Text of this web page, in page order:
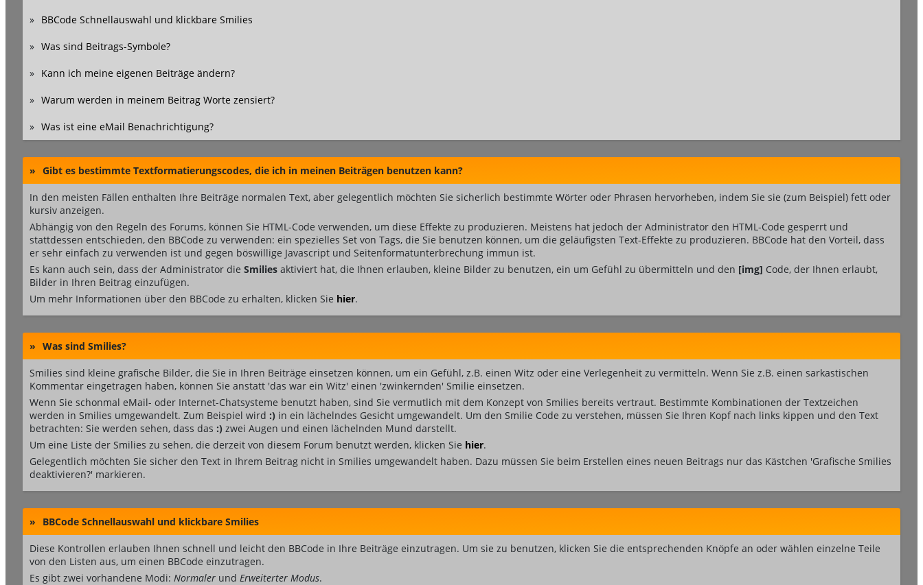
» BBCode Schnellauswahl und klickbare Smilies
» Was sind Beitrags-Symbole?
» Kann ich meine eigenen Beiträge ändern?
» Warum werden in meinem Beitrag Worte zensiert?
» Was ist eine eMail Benachrichtigung?
» Gibt es bestimmte Textformatierungscodes, die ich in meinen Beiträgen benutzen kann?
In den meisten Fällen enthalten Ihre Beiträge normalen Text, aber gelegentlich möchten Sie sicherlich bestimmte Wörter oder Phrasen hervorheben, indem Sie sie (zum Beispiel) fett oder
kursiv anzeigen.
Abhängig von den Regeln des Forums, können Sie HTML-Code verwenden, um diese Effekte zu produzieren. Meistens hat jedoch der Administrator den HTML-Code gesperrt und
stattdessen entschieden, den BBCode zu verwenden: ein spezielles Set von Tags, die Sie benutzen können, um die geläufigsten Text-Effekte zu produzieren. BBCode hat den Vorteil, dass
er sehr einfach zu verwenden ist und gegen böswillige Javascript und Seitenformatunterbrechung immun ist.
Es kann auch sein, dass der Administrator die Smilies aktiviert hat, die Ihnen erlauben, kleine Bilder zu benutzen, ein um Gefühl zu übermitteln und den [img] Code, der Ihnen erlaubt,
Bilder in Ihren Beitrag einzufügen.
Um mehr Informationen über den BBCode zu erhalten, klicken Sie hier.
» Was sind Smilies?
Smilies sind kleine grafische Bilder, die Sie in Ihren Beiträge einsetzen können, um ein Gefühl, z.B. einen Witz oder eine Verlegenheit zu vermitteln. Wenn Sie z.B. einen sarkastischen
Kommentar eingetragen haben, können Sie anstatt 'das war ein Witz' einen 'zwinkernden' Smilie einsetzen.
Wenn Sie schonmal eMail- oder Internet-Chatsysteme benutzt haben, sind Sie vermutlich mit dem Konzept von Smilies bereits vertraut. Bestimmte Kombinationen der Textzeichen
werden in Smilies umgewandelt. Zum Beispiel wird :) in ein lächelndes Gesicht umgewandelt. Um den Smilie Code zu verstehen, müssen Sie Ihren Kopf nach links kippen und den Text
betrachten: Sie werden sehen, dass das :) zwei Augen und einen lächelnden Mund darstellt.
Um eine Liste der Smilies zu sehen, die derzeit von diesem Forum benutzt werden, klicken Sie hier.
Gelegentlich möchten Sie sicher den Text in Ihrem Beitrag nicht in Smilies umgewandelt haben. Dazu müssen Sie beim Erstellen eines neuen Beitrags nur das Kästchen 'Grafische Smilies
deaktivieren?' markieren.
» BBCode Schnellauswahl und klickbare Smilies
Diese Kontrollen erlauben Ihnen schnell und leicht den BBCode in Ihre Beiträge einzutragen. Um sie zu benutzen, klicken Sie die entsprechenden Knöpfe an oder wählen einzelne Teile
von den Listen aus, um einen BBCode einzutragen.
Es gibt zwei vorhandene Modi: Normaler und Erweiterter Modus.